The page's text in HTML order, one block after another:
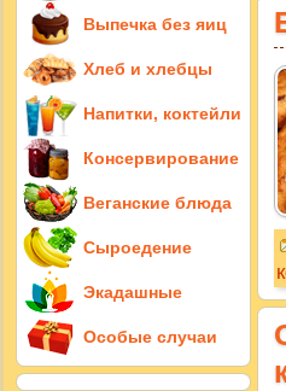
Выпечка без яиц
Хлеб и хлебцы
Напитки, коктейли
Консервирование
Веганские блюда
Сыроедение
Экадашные
Особые случаи